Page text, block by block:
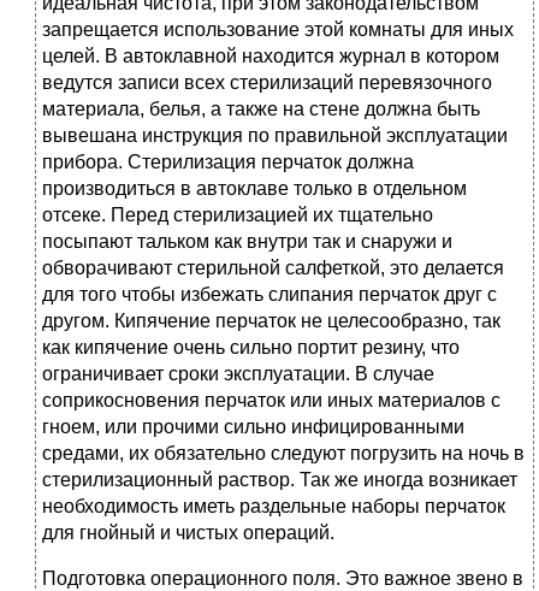
запрещается использование этой комнаты для иных
целей. В автоклавной находится журнал в котором
ведутся записи всех стерилизаций перевязочного
материала, белья, а также на стене должна быть
вывешана инструкция по правильной эксплуатации
прибора. Стерилизация перчаток должна
производиться в автоклаве только в отдельном
отсеке. Перед стерилизацией их тщательно
посыпают тальком как внутри так и снаружи и
обворачивают стерильной салфеткой, это делается
для того чтобы избежать слипания перчаток друг с
другом. Кипячение перчаток не целесообразно, так
как кипячение очень сильно портит резину, что
ограничивает сроки эксплуатации. В случае
соприкосновения перчаток или иных материалов с
гноем, или прочими сильно инфицированными
средами, их обязательно следуют погрузить на ночь в
стерилизационный раствор. Так же иногда возникает
необходимость иметь раздельные наборы перчаток
для гнойный и чистых операций.
Подготовка операционного поля. Это важное звено в